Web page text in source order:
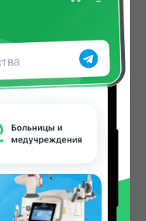
,№30 можно
Мадад Фарм 156,
TJS до 160.00